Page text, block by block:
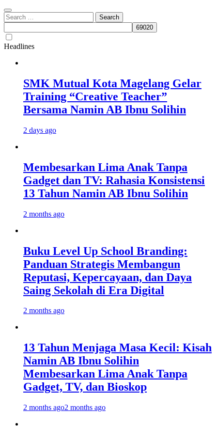
Search
for:
Headlines
SMK Mutual Kota Magelang Gelar
Training “Creative Teacher”
Bersama Namin AB Ibnu Solihin
2 days ago
Membesarkan Lima Anak Tanpa
Gadget dan TV: Rahasia Konsistensi
13 Tahun Namin AB Ibnu Solihin
2 months ago
Buku Level Up School Branding:
Panduan Strategis Membangun
Reputasi, Kepercayaan, dan Daya
Saing Sekolah di Era Digital
2 months ago
13 Tahun Menjaga Masa Kecil: Kisah
Namin AB Ibnu Solihin
Membesarkan Lima Anak Tanpa
Gadget, TV, dan Bioskop
2 months ago2 months ago